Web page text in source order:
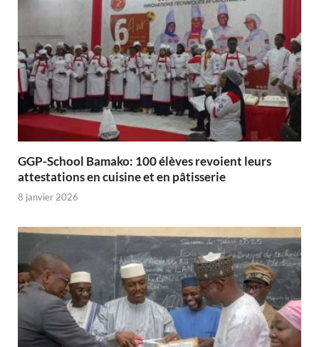
GGP-School Bamako: 100 élèves revoient leurs
attestations en cuisine et en pâtisserie
8 janvier 2026